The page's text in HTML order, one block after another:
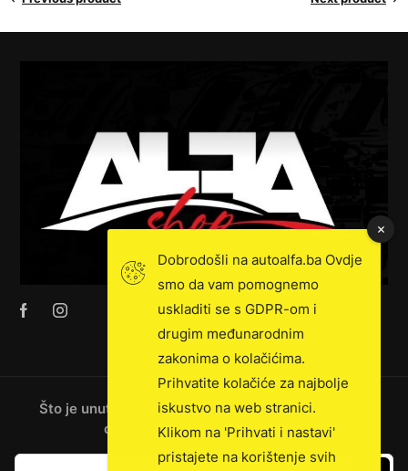
Što je unutra: novosti, ekskluzivna prodaja, vijesti
o kamionima i još mnogo toga!
Dobrodošli na autoalfa.ba Ovdje
smo da vam pomognemo
uskladiti se s GDPR-om i
drugim međunarodnim
zakonima o kolačićima.
Prihvatite kolačiće za najbolje
iskustvo na web stranici.
Klikom na 'Prihvati i nastavi'
pristajete na korištenje svih